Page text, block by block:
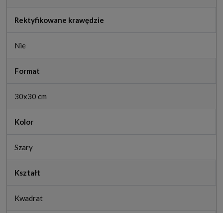
Rektyfikowane krawędzie
Nie
Format
30x30 cm
Kolor
Szary
Kształt
Kwadrat